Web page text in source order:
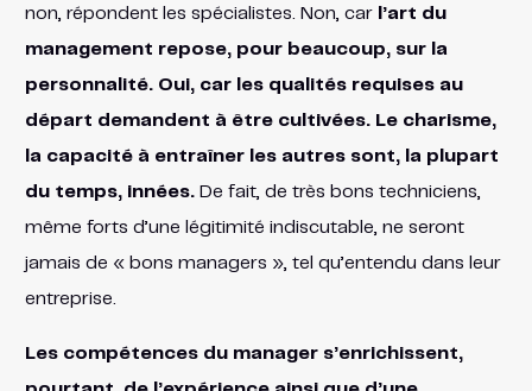
non, répondent les spécialistes. Non, car l’art du
management repose, pour beaucoup, sur la
personnalité. Oui, car les qualités requises au
départ demandent à être cultivées. Le charisme,
la capacité à entraîner les autres sont, la plupart
du temps, innées.De fait, de très bons techniciens,
même forts d’une légitimité indiscutable, ne seront
jamais de « bons managers », tel qu’entendu dans leur
entreprise.
Les compétences du manager s’enrichissent,